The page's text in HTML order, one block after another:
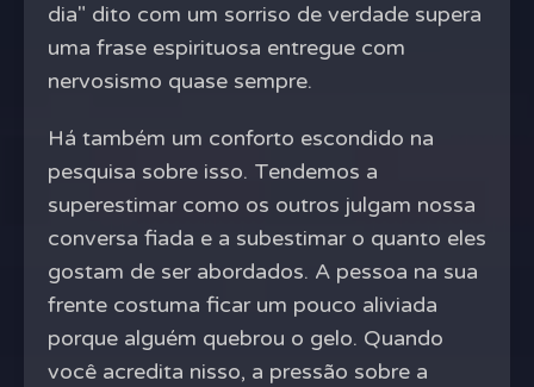
dia" dito com um sorriso de verdade supera
uma frase espirituosa entregue com
nervosismo quase sempre.
Há também um conforto escondido na
pesquisa sobre isso. Tendemos a
superestimar como os outros julgam nossa
conversa fiada e a subestimar o quanto eles
gostam de ser abordados. A pessoa na sua
frente costuma ficar um pouco aliviada
porque alguém quebrou o gelo. Quando
você acredita nisso, a pressão sobre a